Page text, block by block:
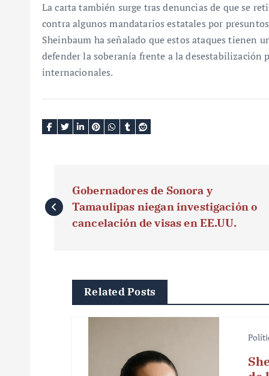
La carta también surge tras denuncias de que se
contra algunos mandatarios estatales por
Sheinbaum ha señalado que estos ataques
defender la soberanía frente a la desestabilización
internacionales.
a
Gobernadores de Sonora y
Tamaulipas niegan investigación o
cancelación de visas en EE.UU.
Related Posts